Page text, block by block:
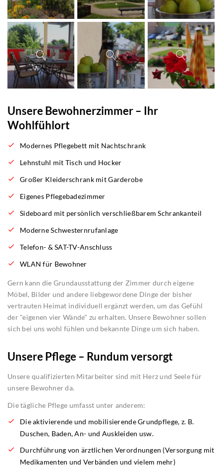
Unsere Bewohnerzimmer – Ihr
Wohlfühlort
Modernes Pflegebett mit Nachtschrank
Lehnstuhl mit Tisch und Hocker
Großer Kleiderschrank mit Garderobe
Eigenes Pflegebadezimmer
Sideboard mit persönlich verschließbarem Schrankanteil
Moderne Schwesternrufanlage
Telefon- & SAT-TV-Anschluss
WLAN für Bewohner
Gern kann die Grundausstattung der Zimmer durch eigene
Möbel, Bilder und andere liebgewordene Dinge der bisher
vertrauten Heimat individuell ergänzt werden, um das Gefühl
der "eigenen vier Wände" zu erhalten. Unsere Bewohner sollen
sich bei uns wohl fühlen und bekannte Dinge um sich haben.
Unsere Pflege – Rundum versorgt
Unsere qualifizierten Mitarbeiter sind mit Herz und Seele für
unsere Bewohner da.
Die tägliche Pflege umfasst unter anderem:
Die aktivierende und mobilisierende Grundpflege, z. B.
Duschen, Baden, An- und Auskleiden usw.
Durchführung von ärztlichen Verordnungen (Versorgung mit
Medikamenten und Verbänden und vielem mehr)